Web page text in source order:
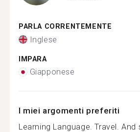
PARLA CORRENTEMENTE
Inglese
IMPARA
Giapponese
I miei argomenti preferiti
Learning Language. Travel. And